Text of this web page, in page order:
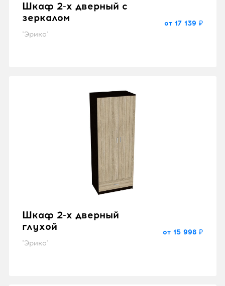
Шкаф 2-х дверный с
зеркалом
"Эрика"
от 17 139 ₽
Шкаф 2-х дверный
глухой
"Эрика"
от 15 998 ₽